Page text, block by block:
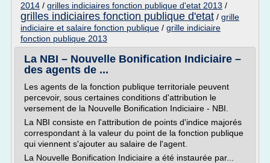
2014 / grilles indiciaires fonction publique d'etat 2013 /
grilles indiciaires fonction publique d'etat / grille
indiciaire et salaire fonction publique / grille indiciaire
fonction publique 2013
La NBI – Nouvelle Bonification Indiciaire –
des agents de ...
Les agents de la fonction publique territoriale peuvent
percevoir, sous certaines conditions d'attribution le
versement de la Nouvelle Bonification Indiciaire - NBI.
La NBI consiste en l'attribution de points d'indice majorés
correspondant à la valeur du point de la fonction publique
qui viennent s'ajouter au salaire de l'agent.
La Nouvelle Bonification Indiciaire a été instaurée par...